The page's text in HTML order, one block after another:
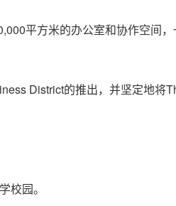
平方米的办公室和协作空间
District的推出，并坚定地将
校园。